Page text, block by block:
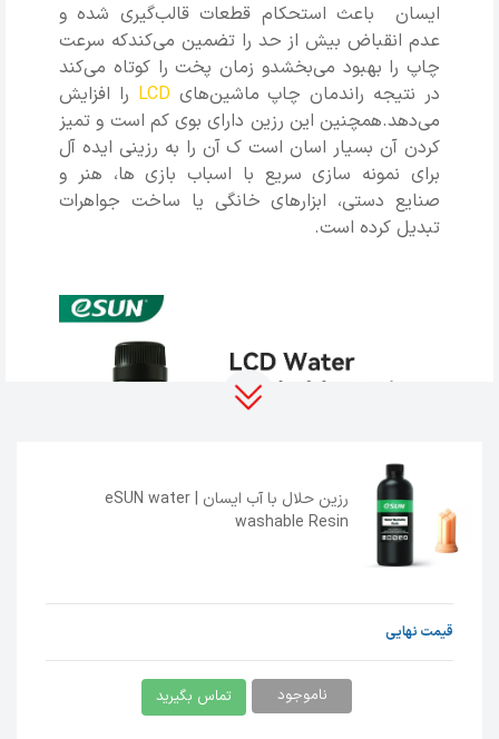
ایسان باعث استحکام قطعات قالب‌گیری شده و
عدم انقباض بیش از حد را تضمین می‌کندکه سرعت
چاپ را بهبود می‌بخشدو زمان پخت را کوتاه می‌کند
در نتیجه راندمان چاپ ماشین‌هایLCD را افزایش
می‌دهد.همچنین این رزین دارای بوی کم است و تمیز
کردن آن بسیار اسان است ک آن را به رزینی ایده آل
برای نمونه سازی سریع با اسباب بازی ها، هنر و
صنایع دستی، ابزارهای خانگی یا ساخت جواهرات
تبدیل کرده است.
رزین حلال با آب ایسان | eSUN water
washable Resin
قیمت نهایی
ناموجود تماس بگیرید